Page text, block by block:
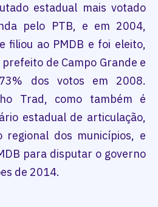
estadual mais votado
pelo PTB, e em 2004,
filiou ao PMDB e foi eleito,
de Campo Grande e
dos votos em 2008.
Trad, como também é
estadual de articulação,
regional dos municípios, e
para disputar o governo
de 2014.